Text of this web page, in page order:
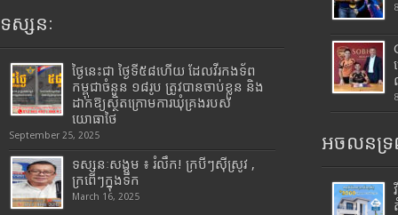
ទស្សនៈ
ថ្ងៃនេះជា ថ្ងៃទី៥៨ហើយ ដែលវីរកងទ័ព
កម្ពុជាចំនួន ១៨រូប ត្រូវបានចាប់ខ្លួន និង
ដាក់ឱ្យស្ថិតក្រោមការឃុំគ្រងរបស់
យោធាថៃ
September 25, 2025
ទស្សនៈសង្គម ៖ រំលឹក! ក្របីៗស៊ីស្រូវ ,
ក្រពើៗក្នុងទឹក
March 16, 2025
អចលនទ្រ